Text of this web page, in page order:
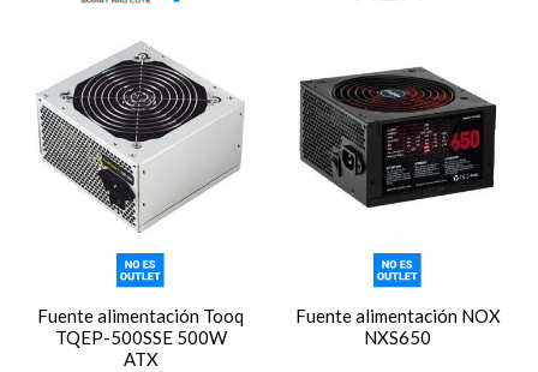
Fuente alimentación Tooq
TQEP-500SSE 500W
ATX
Fuente alimentación NOX
NXS650